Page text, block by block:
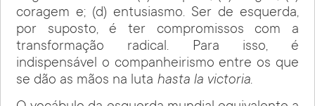
coragem e; (d) entusiasmo. Ser de esquerda,
por suposto, é ter compromissos com a
transformação radical. Para isso, é
indispensável o companheirismo entre os que
se dão as mãos na luta hasta la victoria.